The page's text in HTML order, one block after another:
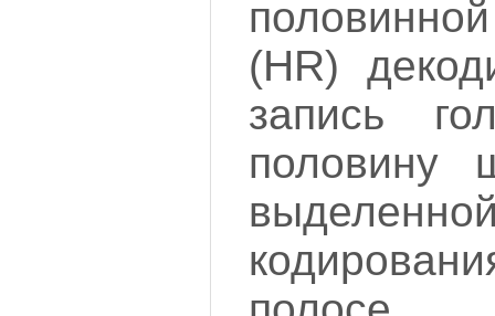
(HR)
запись
половину